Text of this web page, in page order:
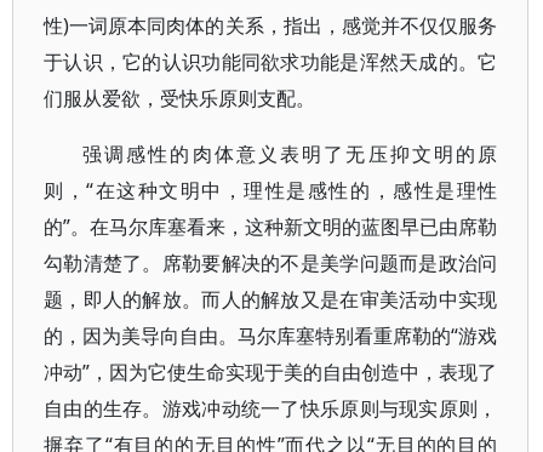
性)一词原本同肉体的关系，指出，感觉并不仅仅服务
于认识，它的认识功能同欲求功能是浑然天成的。它
们服从爱欲，受快乐原则支配。
强调感性的肉体意义表明了无压抑文明的原
则，“在这种文明中，理性是感性的，感性是理性
的”。在马尔库塞看来，这种新文明的蓝图早已由席勒
勾勒清楚了。席勒要解决的不是美学问题而是政治问
题，即人的解放。而人的解放又是在审美活动中实现
的，因为美导向自由。马尔库塞特别看重席勒的“游戏
冲动”，因为它使生命实现于美的自由创造中，表现了
自由的生存。游戏冲动统一了快乐原则与现实原则，
摒弃了“有目的的无目的性”而代之以“无目的的目的